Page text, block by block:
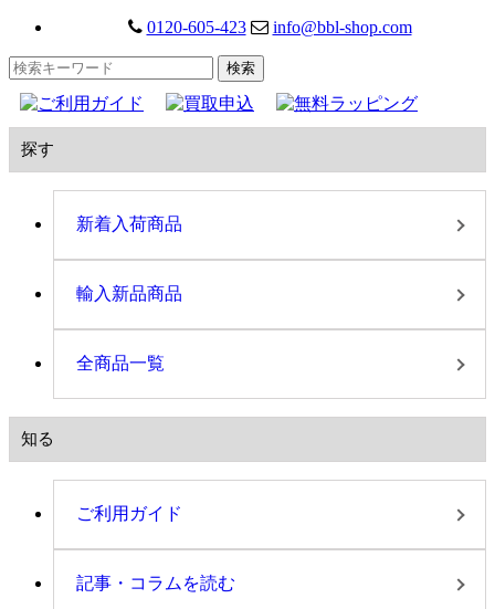
0120-605-423 info@bbl-shop.com
探す
新着入荷商品
輸入新品商品
全商品一覧
知る
ご利用ガイド
記事・コラムを読む